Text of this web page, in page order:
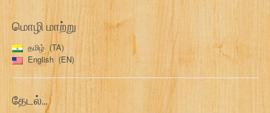
மொழி மாற்று
தமிழ்
TA
English
EN
தேடல்…